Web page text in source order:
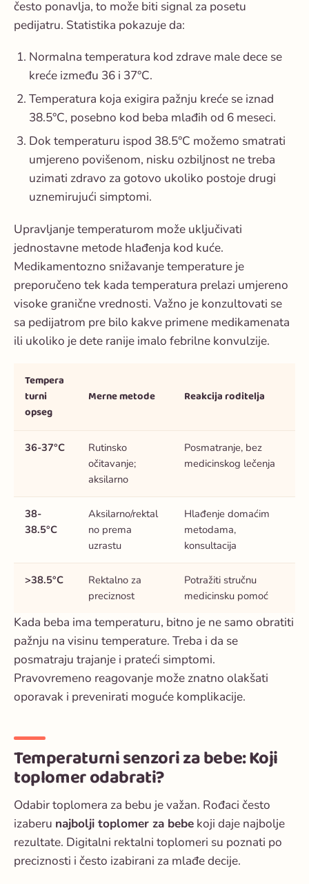
često ponavlja, to može biti signal za posetu
pedijatru. Statistika pokazuje da:
Normalna temperatura kod zdrave male dece se
kreće između 36 i 37°C.
Temperatura koja exigira pažnju kreće se iznad
38.5°C, posebno kod beba mlađih od 6 meseci.
Dok temperaturu ispod 38.5°C možemo smatrati
umjereno povišenom, nisku ozbiljnost ne treba
uzimati zdravo za gotovo ukoliko postoje drugi
uznemirujući simptomi.
Upravljanje temperaturom može uključivati
jednostavne metode hlađenja kod kuće.
Medikamentozno snižavanje temperature je
preporučeno tek kada temperatura prelazi umjereno
visoke granične vrednosti. Važno je konzultovati se
sa pedijatrom pre bilo kakve primene medikamenata
ili ukoliko je dete ranije imalo febrilne konvulzije.
Tempera
turni
opseg
Merne metode Reakcija roditelja
36-37°C
Rutinsko
očitavanje;
aksilarno
Posmatranje, bez
medicinskog lečenja
38-
38.5°C
Aksilarno/rektal
no prema
uzrastu
Hlađenje domaćim
metodama,
konsultacija
>38.5°C
Rektalno za
preciznost
Potražiti stručnu
medicinsku pomoć
Kada beba ima temperaturu, bitno je ne samo obratiti
pažnju na visinu temperature. Treba i da se
posmatraju trajanje i prateći simptomi.
Pravovremeno reagovanje može znatno olakšati
oporavak i prevenirati moguće komplikacije.
Temperaturni senzori za bebe: Koji
toplomer odabrati?
Odabir toplomera za bebu je važan. Rođaci često
izaberu najbolji toplomer za bebe koji daje najbolje
rezultate. Digitalni rektalni toplomeri su poznati po
preciznosti i često izabirani za mlađe decije.